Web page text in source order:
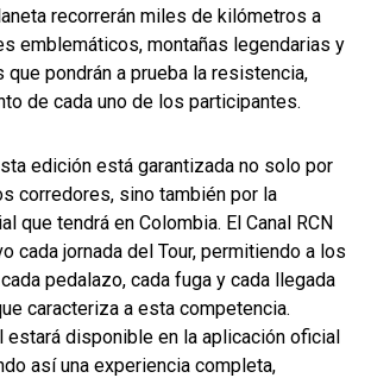
recorrerán miles de kilómetros a
emblemáticos, montañas legendarias y
pondrán a prueba la resistencia,
de cada uno de los participantes.
edición está garantizada no solo por
corredores, sino también por la
que tendrá en Colombia. El Canal RCN
cada jornada del Tour, permitiendo a los
pedalazo, cada fuga y cada llegada
caracteriza a esta competencia.
estará disponible en la aplicación oficial
así una experiencia completa,